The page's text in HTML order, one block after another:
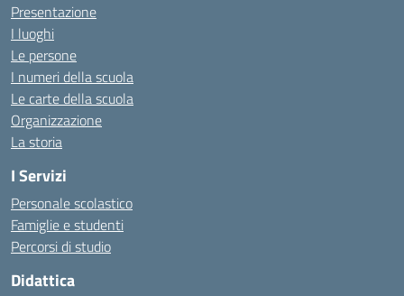
Presentazione
I luoghi
Le persone
I numeri della scuola
Le carte della scuola
Organizzazione
La storia
I Servizi
Personale scolastico
Famiglie e studenti
Percorsi di studio
Didattica